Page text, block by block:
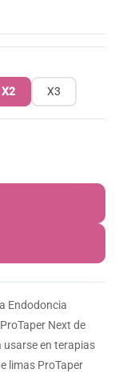
X2 X3
Endodoncia
Next de
en terapias
limas ProTaper